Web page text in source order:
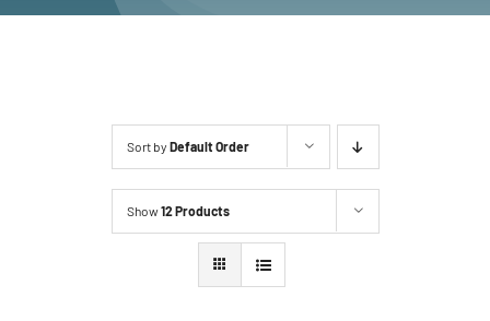
Sort by Default Order
Show12 Products